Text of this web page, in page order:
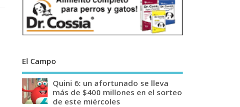
El Campo
Quini 6: un afortunado se lleva
más de $400 millones en el sorteo
de este miércoles